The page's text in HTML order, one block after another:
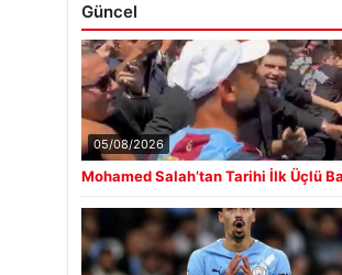
Güncel
05/08/2026
Mohamed Salah’tan Tarihi İlk Üçlü